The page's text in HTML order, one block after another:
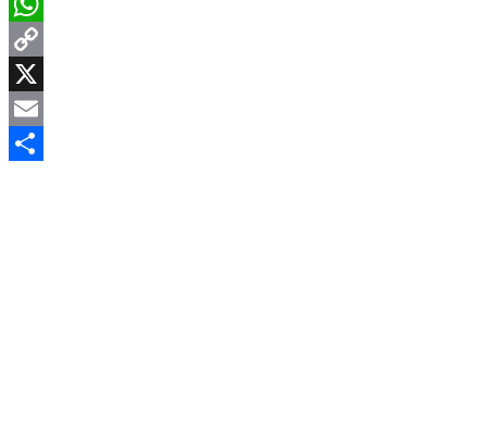
WhatsApp
Copy
Link
X
Email